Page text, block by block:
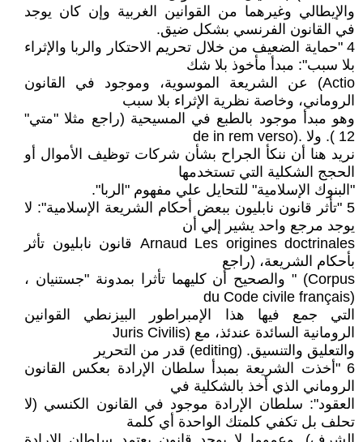
والإيطالي وغيرهما من القوانين الغربية وإن كان يوجد
في القانون الفرنسي بشكل ضيق.
4 "حماية الضعيف من خلال تحريم الاحتكار والربا والإثراء
بلا سبب": مبدأ مأخوذ بلا شك
Actio) عن الشريعة الموسوية، وموجود في القانون
الروماني، وخاصة نظرية الإثراء بلا سبب
وهو مبدأ موجود بالطبع في المسيحية (راجع مثلا "متي"
12 ). ولا .(de in rem verso
نريد هنا أن ننكأ الجراح بشأن شركات توظيف الأموال أو
الحجج الشكلية التي تستخدمها
"البنوك الإسلامية" للتحايل علي مفهوم "الربا".
5 "تأثر قانون نابليون ببعض أحكام الشريعة الإسلامية": لا
يوجد مرجع واحد يشير إلي أن
Arnaud Les origines doctrinales قانون نابليون تأثر
بأحكام الشريعة، (راجع
Corpus) " والصحيح أن كليهما تأثرا بمدونة "جستنيان ،
(du Code civile français
التي جمع فيها هذا الإمبراطور البيزنطي القوانين
الرومانية السائدة عندئذ، مع (Juris Civilis
والتعليق والتنسيق. (editing) قدر من التحرير
6 "أخذت الشريعة بمبدأ سلطان الإرادة بعكس القانون
الروماني الذي أخذ بالشكلية في
العقود": سلطان الإرادة موجود في القانون الكنسي (لا
تحلف بل تكفي كلمتك الواحدة أي كلمة